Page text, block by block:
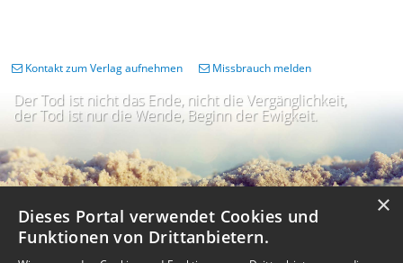
Der Tod ist nicht das Ende, nicht die Vergänglichkeit,
der Tod ist nur die Wende, Beginn der Ewigkeit.
Kontakt zum Verlag aufnehmen Missbrauch melden
×
Dieses Portal verwendet Cookies und
Funktionen von Drittanbietern.